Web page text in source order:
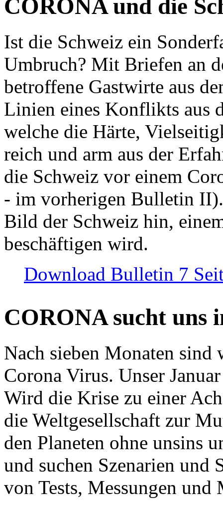
CORONA und die
Ist die Schweiz ein
Umbruch? Mit Briefen an
betroffene Gastwirte aus
Linien eines Konflikts aus
welche die Härte,
reich und arm aus der
die Schweiz vor einem
- im vorherigen Bulletin
Bild der Schweiz hin,
beschäftigen wird.
Download Bulletin 7
CORONA sucht uns
Nach sieben Monaten
Corona Virus. Unser
Wird die Krise zu einer
die Weltgesellschaft zur
den Planeten ohne unsins
und suchen Szenarien und
von Tests, Messungen und